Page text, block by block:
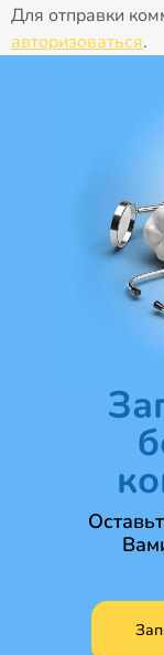
Для отправки
авторизоваться.